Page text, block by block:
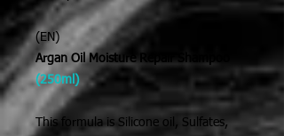
(EN)
Argan Oil Moisture Repair Shampoo
(250ml)
This formula is Silicone oil, Sulfates,